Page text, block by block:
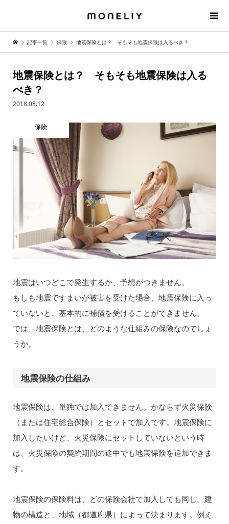
記事一覧 保険 地震保険とは？ そもそも地震保険は入るべき？
地震保険とは？ そもそも地震保険は入る
べき？
2018.08.12
保険
地震はいつどこで発生するか、予想がつきません。
もしも地震ですまいが被害を受けた場合、地震保険に入っ
ていないと、基本的に補償を受けることができません。
では、地震保険とは、どのような仕組みの保険なのでしょ
うか。
地震保険の仕組み
地震保険は、単独では加入できません。かならず火災保険
（または住宅総合保険）とセットで加入です。地震保険に
加入したいけど、火災保険にセットしていないという時
は、火災保険の契約期間の途中でも地震保険を追加できま
す。
地震保険の保険料は、どの保険会社で加入しても同じ。建
物の構造と、地域（都道府県）によって決まります。例え